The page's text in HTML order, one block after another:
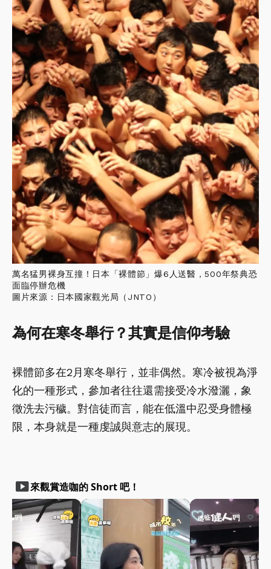
萬名猛男裸身互撞！日本「裸體節」爆6人送醫，500年祭典恐
面臨停辦危機
圖片來源：日本國家觀光局（JNTO）
為何在寒冬舉行？其實是信仰考驗
裸體節多在2月寒冬舉行，並非偶然。寒冷被視為淨
化的一種形式，參加者往往還需接受冷水潑灑，象
徵洗去污穢。對信徒而言，能在低溫中忍受身體極
限，本身就是一種虔誠與意志的展現。
smart_display來觀賞造咖的 Short 吧！